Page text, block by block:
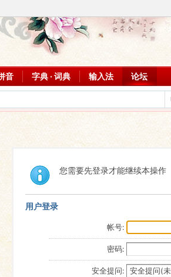
音 字典 · 词典 输入法 论坛
您需要先登录才能继续本操作
用户登录
帐号:
密码:
安全提问: